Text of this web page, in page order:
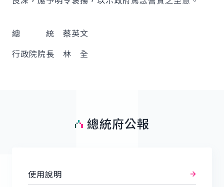
總 統 蔡英文
行政院院長 林 全
總統府公報
使用說明